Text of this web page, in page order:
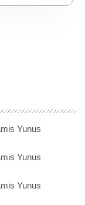
Yunus
Yunus
Yunus